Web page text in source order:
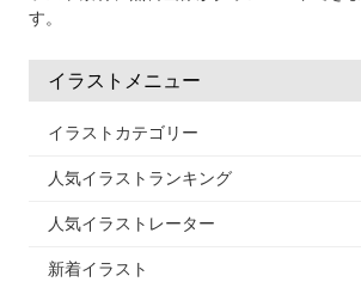
す。
イラストメニュー
イラストカテゴリー
人気イラストランキング
人気イラストレーター
新着イラスト